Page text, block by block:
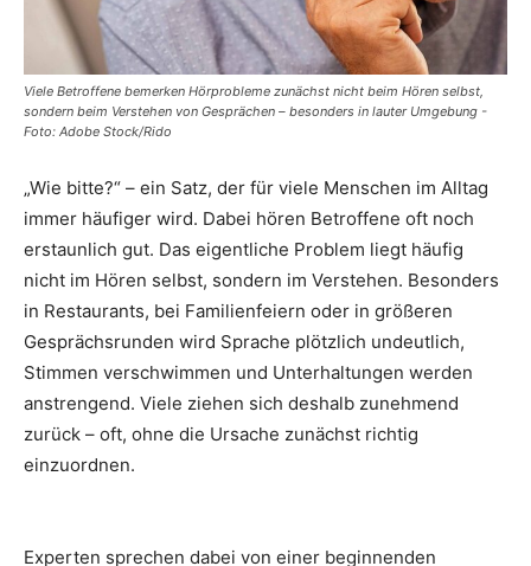
Viele Betroffene bemerken Hörprobleme zunächst nicht beim Hören selbst,
sondern beim Verstehen von Gesprächen – besonders in lauter Umgebung -
Foto: Adobe Stock/Rido
„Wie bitte?“ – ein Satz, der für viele Menschen im Alltag
immer häufiger wird. Dabei hören Betroffene oft noch
erstaunlich gut. Das eigentliche Problem liegt häufig
nicht im Hören selbst, sondern im Verstehen. Besonders
in Restaurants, bei Familienfeiern oder in größeren
Gesprächsrunden wird Sprache plötzlich undeutlich,
Stimmen verschwimmen und Unterhaltungen werden
anstrengend. Viele ziehen sich deshalb zunehmend
zurück – oft, ohne die Ursache zunächst richtig
einzuordnen.
Experten sprechen dabei von einer beginnenden